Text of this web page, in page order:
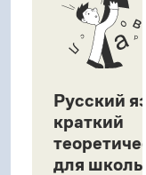
Русский
краткий
для